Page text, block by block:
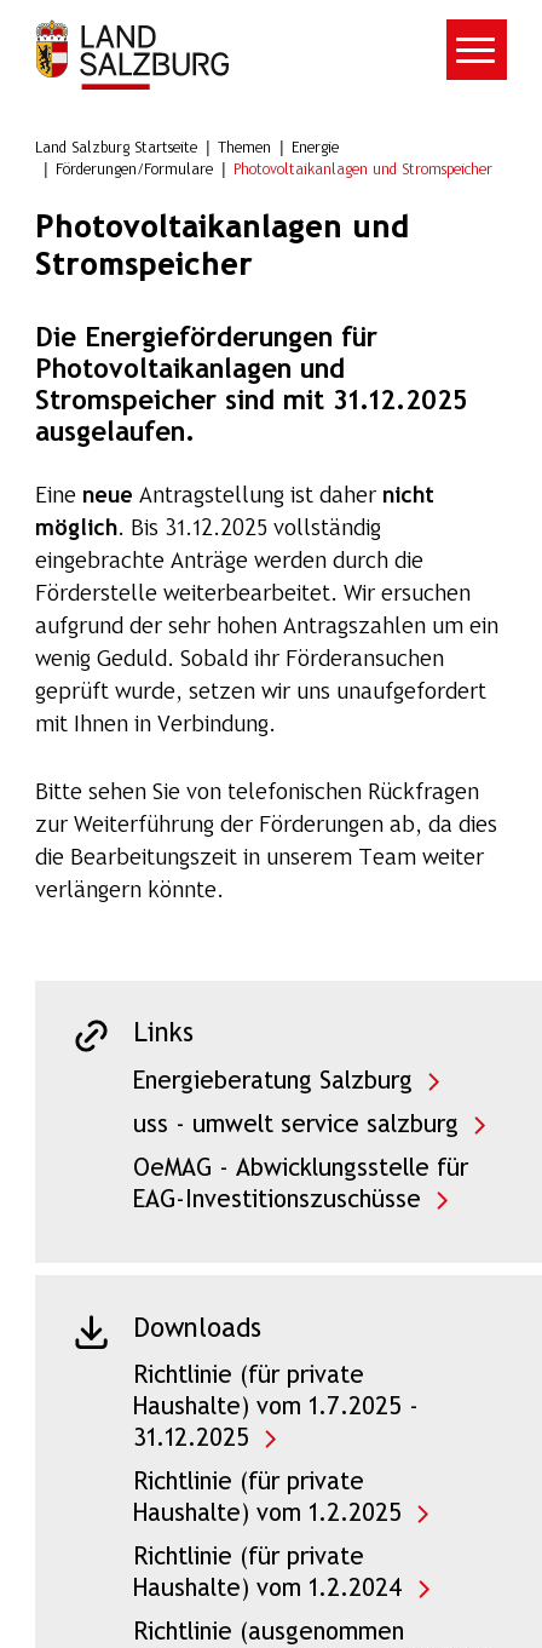
Zum Hauptinhalt springen
Land Salzburg Startseite Themen
Energie
Förderungen/Formulare
Photovoltaikanlagen und Stromspeicher
Photovoltaikanlagen und
Stromspeicher
Die Energieförderungen für
Photovoltaikanlagen und
Stromspeicher sind mit 31.12.2025
ausgelaufen.
Eine neue Antragstellung ist daher nicht
möglich. Bis 31.12.2025 vollständig
eingebrachte Anträge werden durch die
Förderstelle weiterbearbeitet. Wir ersuchen
aufgrund der sehr hohen Antragszahlen um ein
wenig Geduld. Sobald ihr Förderansuchen
geprüft wurde, setzen wir uns unaufgefordert
mit Ihnen in Verbindung.
Bitte sehen Sie von telefonischen Rückfragen
zur Weiterführung der Förderungen ab, da dies
die Bearbeitungszeit in unserem Team weiter
verlängern könnte.
Links
Energieberatung Salzburg
uss - umwelt service salzburg
OeMAG - Abwicklungsstelle für
EAG-Investitionszuschüsse
Downloads
Richtlinie (für private
Haushalte) vom 1.7.2025 -
31.12.2025
Richtlinie (für private
Haushalte) vom 1.2.2025
Richtlinie (für private
Haushalte) vom 1.2.2024
Richtlinie (ausgenommen